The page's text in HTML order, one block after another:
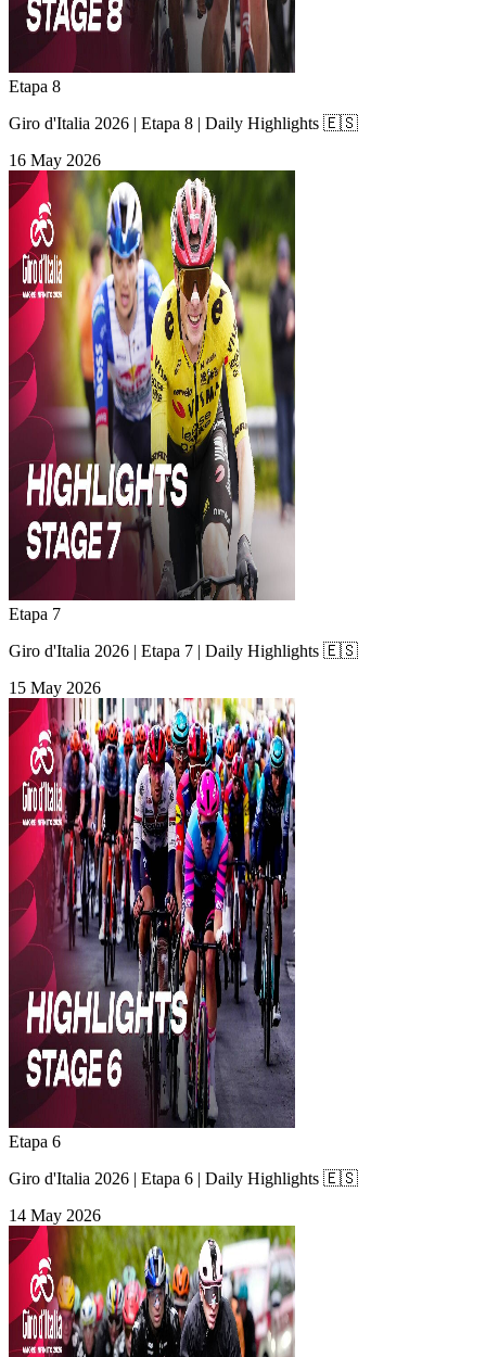
Etapa 8
Giro d'Italia 2026 | Etapa 8 | Daily Highlights 🇪🇸
16 May 2026
Etapa 7
Giro d'Italia 2026 | Etapa 7 | Daily Highlights 🇪🇸
15 May 2026
Etapa 6
Giro d'Italia 2026 | Etapa 6 | Daily Highlights 🇪🇸
14 May 2026